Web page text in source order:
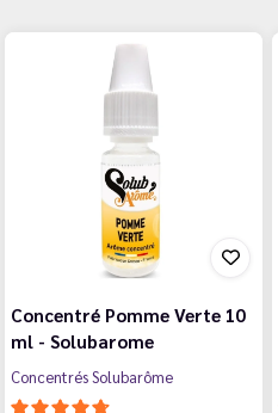
Concentré Pomme Verte 10
ml - Solubarome
Concentrés Solubarôme